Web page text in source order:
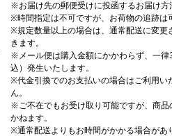
※お届け先の郵便受けに投函するお届け方
※時間指定は不可ですが、お荷物の追跡は
※規定数量以上の場合は、通常配送に変更
きます。
※メール便は購入金額にかかわらず、一律
込）発生いたします。
※代金引換でのお支払いの場合はご利用い
ん。
※ご不在でもお受け取り可能ですが、商品
かねます。
※通常配送よりもお時間がかかる場合があ